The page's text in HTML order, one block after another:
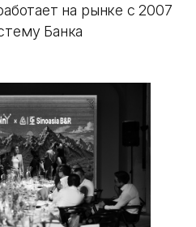
на рынке с 2007
Банка